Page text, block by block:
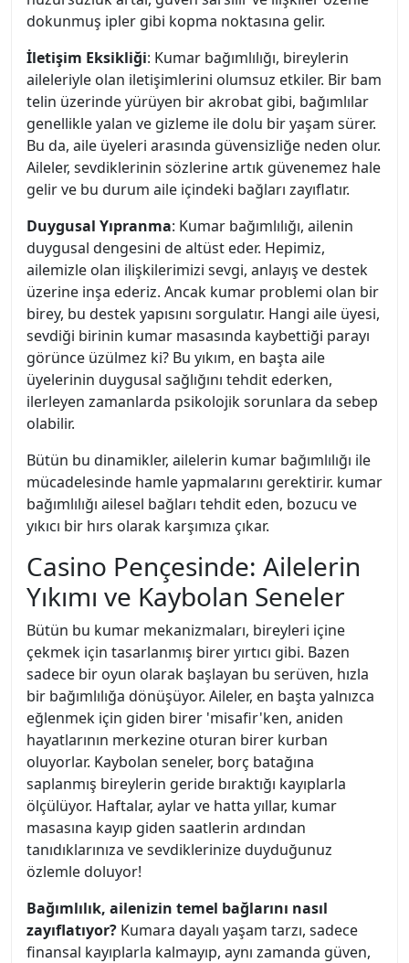
dokunmuş ipler gibi kopma noktasına gelir.
İletişim Eksikliği: Kumar bağımlılığı, bireylerin
aileleriyle olan iletişimlerini olumsuz etkiler. Bir bam
telin üzerinde yürüyen bir akrobat gibi, bağımlılar
genellikle yalan ve gizleme ile dolu bir yaşam sürer.
Bu da, aile üyeleri arasında güvensizliğe neden olur.
Aileler, sevdiklerinin sözlerine artık güvenemez hale
gelir ve bu durum aile içindeki bağları zayıflatır.
Duygusal Yıpranma: Kumar bağımlılığı, ailenin
duygusal dengesini de altüst eder. Hepimiz,
ailemizle olan ilişkilerimizi sevgi, anlayış ve destek
üzerine inşa ederiz. Ancak kumar problemi olan bir
birey, bu destek yapısını sorgulatır. Hangi aile üyesi,
sevdiği birinin kumar masasında kaybettiği parayı
görünce üzülmez ki? Bu yıkım, en başta aile
üyelerinin duygusal sağlığını tehdit ederken,
ilerleyen zamanlarda psikolojik sorunlara da sebep
olabilir.
Bütün bu dinamikler, ailelerin kumar bağımlılığı ile
mücadelesinde hamle yapmalarını gerektirir. kumar
bağımlılığı ailesel bağları tehdit eden, bozucu ve
yıkıcı bir hırs olarak karşımıza çıkar.
Casino Pençesinde: Ailelerin
Yıkımı ve Kaybolan Seneler
Bütün bu kumar mekanizmaları, bireyleri içine
çekmek için tasarlanmış birer yırtıcı gibi. Bazen
sadece bir oyun olarak başlayan bu serüven, hızla
bir bağımlılığa dönüşüyor. Aileler, en başta yalnızca
eğlenmek için giden birer 'misafir'ken, aniden
hayatlarının merkezine oturan birer kurban
oluyorlar. Kaybolan seneler, borç batağına
saplanmış bireylerin geride bıraktığı kayıplarla
ölçülüyor. Haftalar, aylar ve hatta yıllar, kumar
masasına kayıp giden saatlerin ardından
tanıdıklarınıza ve sevdiklerinize duyduğunuz
özlemle doluyor!
Bağımlılık, ailenizin temel bağlarını nasıl
zayıflatıyor? Kumara dayalı yaşam tarzı, sadece
finansal kayıplarla kalmayıp, aynı zamanda güven,